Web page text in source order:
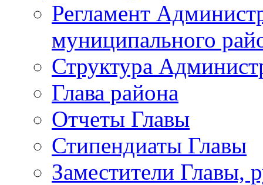
Регламент
муниципального
Структура
Глава района
Отчеты Главы
Стипендиаты Главы
Заместители Главы,